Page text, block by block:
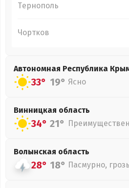
Тернополь
Чортков
Автономная Республика
33° 19° Ясно
Винницкая область
34° 21°
Волынская область
28° 18° Пасмурно,